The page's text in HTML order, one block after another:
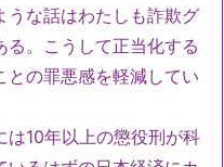
うな話はわたしも詐欺グ
る。こうして正当化する
との罪悪感を軽減してい
は10年以上の懲役刑が科